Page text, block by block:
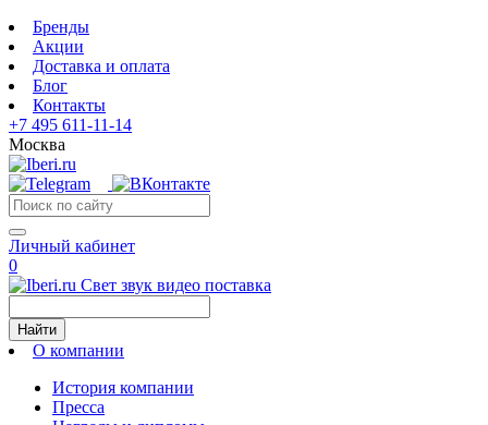
Бренды
Акции
Доставка и оплата
Блог
Контакты
+7 495 611-11-14
Москва
Личный кабинет
0
Свет звук видео поставка
Найти
О компании
История компании
Пресса